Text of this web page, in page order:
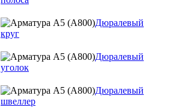
Дюралевый
круг
Дюралевый
уголок
Дюралевый
швеллер